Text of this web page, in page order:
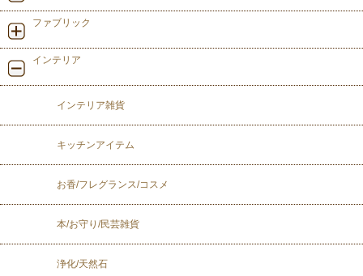
ファブリック
インテリア
インテリア雑貨
キッチンアイテム
お香/フレグランス/コスメ
本/お守り/民芸雑貨
浄化/天然石